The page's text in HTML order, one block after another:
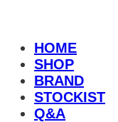
HOME
SHOP
BRAND
STOCKIST
Q&A